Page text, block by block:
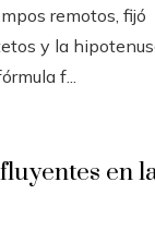
remotos, fijó
y la
f...
en